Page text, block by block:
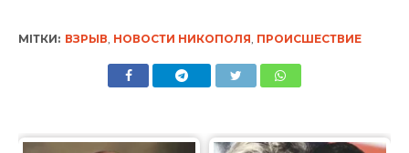
МІТКИ: ВЗРЫВ НОВОСТИ НИКОПОЛЯ ПРОИСШЕСТВИЕ